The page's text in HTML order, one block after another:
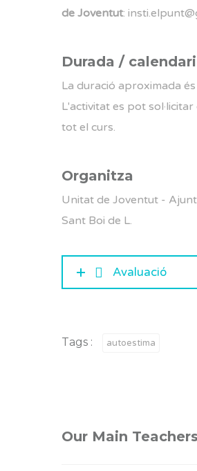
de Joventut:
Durada / calendari
La duració aproximada
L'activitat es pot
tot el curs.
Organitza
Unitat de Joventut -
Sant Boi de L.
Avaluació
Tags : autoestima
Our Main Teachers